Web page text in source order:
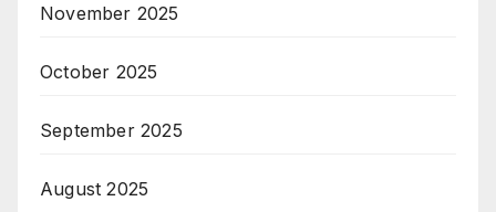
November 2025
October 2025
September 2025
August 2025